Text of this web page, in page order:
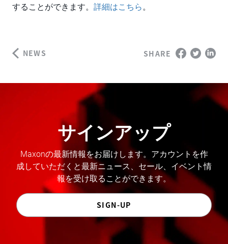
することができます。 詳細はこちら。
NEWS SHARE
サインアップ
Maxonの最新情報をお届けします。アカウントを作
成していただくと最新ニュース、セール、イベント情
報を受け取ることができます。
SIGN-UP